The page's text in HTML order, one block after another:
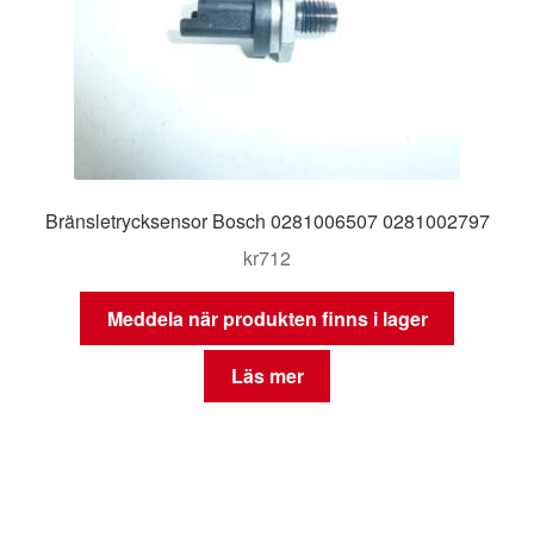
Bränsletrycksensor Bosch 0281006507 0281002797
kr712
Meddela när produkten finns i lager
Läs mer